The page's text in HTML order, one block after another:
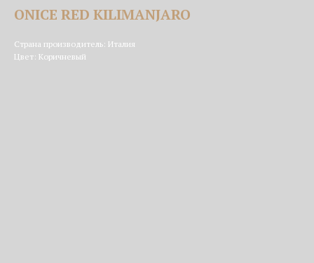
ONICE RED KILIMANJARO
Страна производитель: Италия
Цвет: Коричневый